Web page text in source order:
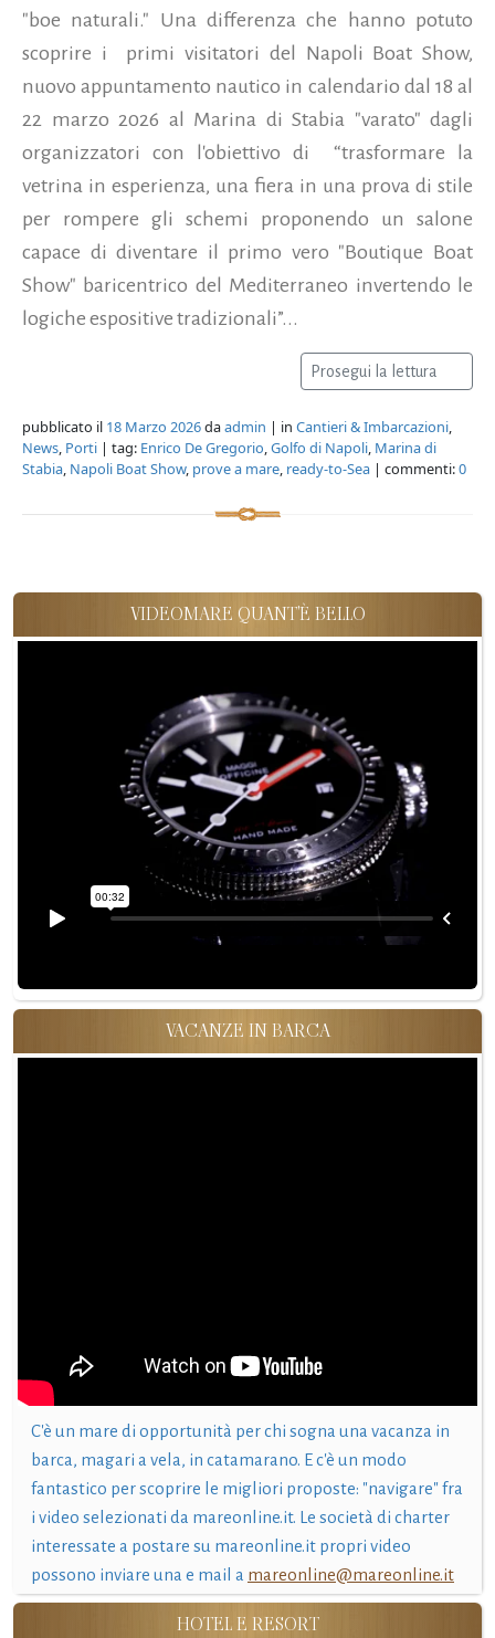
"boe naturali." Una differenza che hanno potuto
scoprire i primi visitatori del Napoli Boat Show,
nuovo appuntamento nautico in calendario dal 18 al
22 marzo 2026 al Marina di Stabia "varato" dagli
organizzatori con l'obiettivo di “trasformare la
vetrina in esperienza, una fiera in una prova di stile
per rompere gli schemi proponendo un salone
capace di diventare il primo vero "Boutique Boat
Show" baricentrico del Mediterraneo invertendo le
logiche espositive tradizionali”...
Prosegui la lettura
pubblicato il 18 Marzo 2026daadmin | in Cantieri & Imbarcazioni,
News, Porti | tag: Enrico De Gregorio,Golfo di Napoli, Marina di
Stabia, Napoli Boat Show, prove a mare, ready-to-Sea | commenti:0
VIDEOMARE QUANT'È BELLO
VACANZE IN BARCA
C'è un mare di opportunità per chi sogna una vacanza in
barca, magari a vela, in catamarano. E c'è un modo
fantastico per scoprire le migliori proposte: "navigare" fra
i video selezionati da mareonline.it. Le società di charter
interessate a postare su mareonline.it propri video
possono inviare una e mail a mareonline@mareonline.it
HOTEL E RESORT